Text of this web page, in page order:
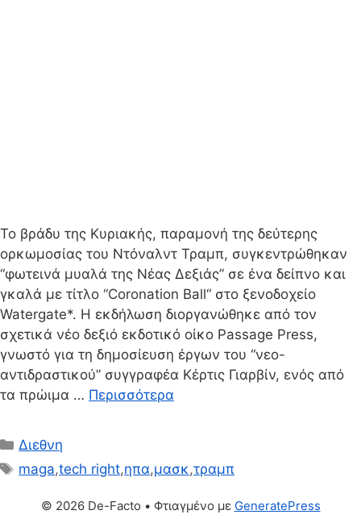
Το βράδυ της Κυριακής, παραμονή της δεύτερης
ορκωμοσίας του Ντόναλντ Τραμπ, συγκεντρώθηκαν
“φωτεινά μυαλά της Νέας Δεξιάς” σε ένα δείπνο και
γκαλά με τίτλο “Coronation Ball“ στο ξενοδοχείο
Watergate*. Η εκδήλωση διοργανώθηκε από τον
σχετικά νέο δεξιό εκδοτικό οίκο Passage Press,
γνωστό για τη δημοσίευση έργων του “νεο-
αντιδραστικού” συγγραφέα Κέρτις Γιαρβίν, ενός από
τα πρώιμα … Περισσότερα
Κατηγορίες
Διεθνη
Ετικέτες
maga,tech right,ηπα,μασκ,τραμπ
© 2026 De-Facto • Φτιαγμένο με GeneratePress